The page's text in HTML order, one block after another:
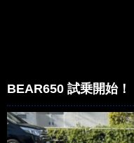
BEAR650 試乗開始！